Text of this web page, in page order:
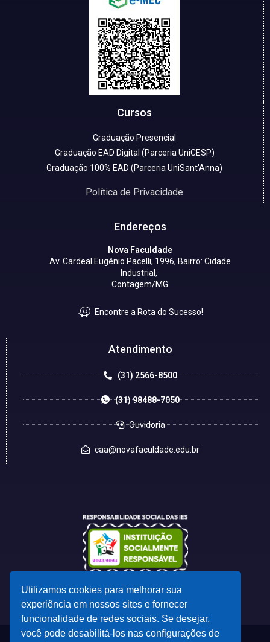
Cursos
Graduação Presencial
Graduação EAD Digital (Parceria UniCESP)
Graduação 100% EAD (Parceria UniSant'Anna)
Política de Privacidade
Endereços
Nova Faculdade
Av. Cardeal Eugênio Pacelli, 1996, Bairro: Cidade
Industrial,
Contagem/MG
Encontre a Rota do Sucesso!
Atendimento
(31) 2566-8500
(31) 98488-7050
Ouvidoria
caa@novafaculdade.edu.br
Utilizamos cookies para melhorar sua
experiência em nossos sites e fornecer
funcionalidade de redes sociais. Se desejar,
você pode desabilitá-los nas configurações de